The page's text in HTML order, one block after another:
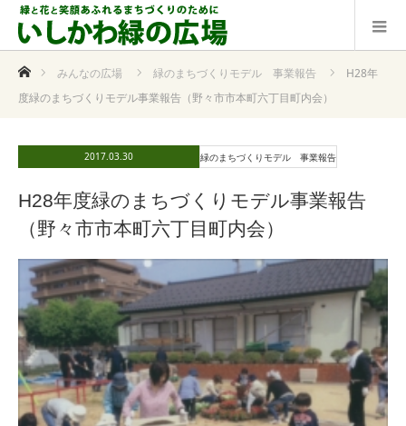
ホームみんなの広場 緑のまちづくりモデル 事業報告
H28年
度緑のまちづくりモデル事業報告（野々市市本町六丁目町内会）
2017.03.30 緑のまちづくりモデル 事業報告
H28年度緑のまちづくりモデル事業報告
（野々市市本町六丁目町内会）